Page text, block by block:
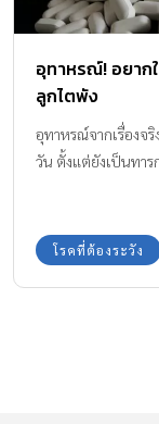
อุทาหรณ์! อยาก
ลูกไตพัง
อุทาหรณ์จากเรื่องจ
วัน ตั้งแต่ยังเป็นทา
โรคที่ต้องระวัง